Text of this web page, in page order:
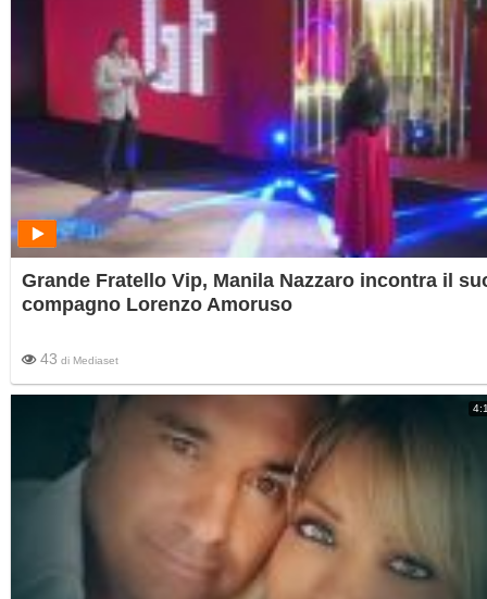
Grande Fratello Vip, Manila Nazzaro incontra il
compagno Lorenzo Amoruso
43 di Mediaset